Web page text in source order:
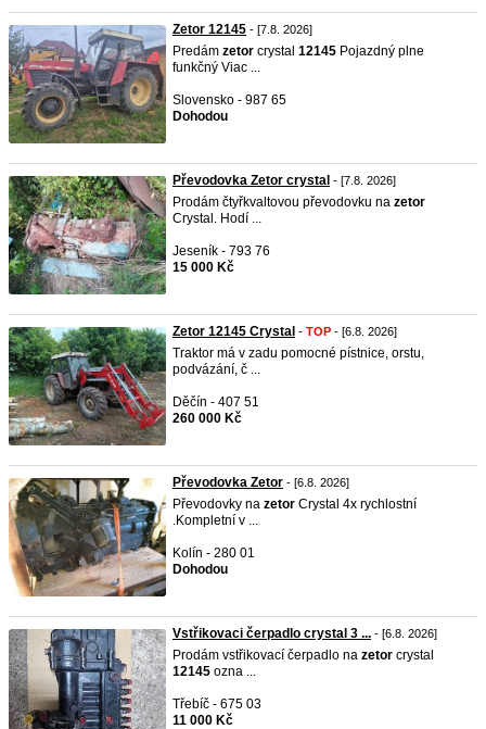
Zetor 12145 - [7.8. 2026]
Predám zetor crystal 12145 Pojazdný plne
funkčný Viac ...
Slovensko - 987 65
Dohodou
Převodovka Zetor crystal - [7.8. 2026]
Prodám čtyřkvaltovou převodovku na zetor
Crystal. Hodí ...
Jeseník - 793 76
15 000 Kč
Zetor 12145 Crystal - TOP - [6.8. 2026]
Traktor má v zadu pomocné pístnice, orstu,
podvázání, č ...
Děčín - 407 51
260 000 Kč
Převodovka Zetor - [6.8. 2026]
Převodovky na zetor Crystal 4x rychlostní
.Kompletní v ...
Kolín - 280 01
Dohodou
Vstřikovaci čerpadlo crystal 3 ... - [6.8. 2026]
Prodám vstřikovací čerpadlo na zetor crystal
12145 ozna ...
Třebíč - 675 03
11 000 Kč